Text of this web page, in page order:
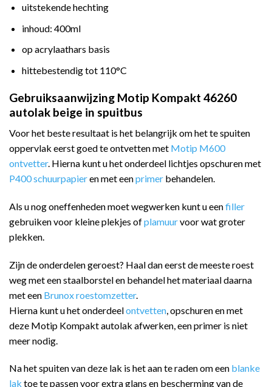
uitstekende hechting
inhoud: 400ml
op acrylaathars basis
hittebestendig tot 110°C
Gebruiksaanwijzing Motip Kompakt 46260
autolak beige in spuitbus
Voor het beste resultaat is het belangrijk om het te spuiten
oppervlak eerst goed te ontvetten met Motip M600
ontvetter. Hierna kunt u het onderdeel lichtjes opschuren met
P400 schuurpapieren met eenprimer behandelen.
Als u nog oneffenheden moet wegwerken kunt u eenfiller
gebruiken voor kleine plekjes ofplamuurvoor wat groter
plekken.
Zijn de onderdelen geroest? Haal dan eerst de meeste roest
weg met een staalborstel en behandel het materiaal daarna
met een Brunox roestomzetter.
Hierna kunt u het onderdeelontvetten , opschuren en met
deze Motip Kompakt autolak afwerken, een primer is niet
meer nodig.
Na het spuiten van deze lak is het aan te raden om een blanke
lak toe te passen voor extra glans en bescherming van de